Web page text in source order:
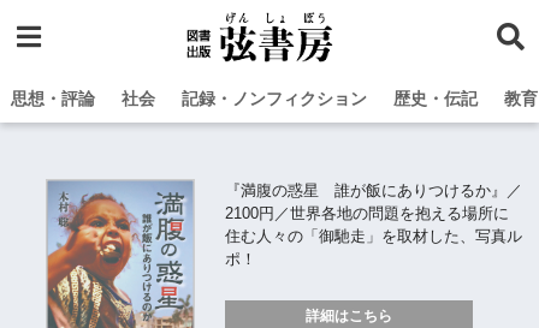
思想・評論 社会 記録・ノンフィクション 歴史・伝記 教
『満腹の惑星 誰が飯にありつけるか』／
2100円／世界各地の問題を抱える場所に
住む人々の「御馳走」を取材した、写真ル
ポ！
詳細はこちら